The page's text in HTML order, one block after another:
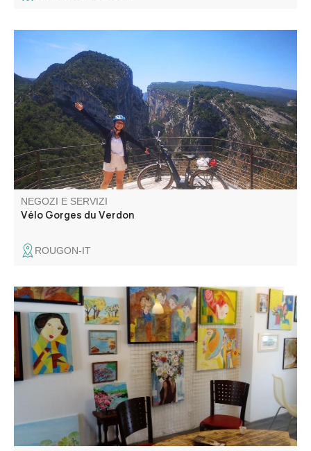
La Route des Crêtes, un'esperienza unica in bicicletta
elettrica nel cuore delle Gole del Verdon alla scoperta dei
suoi spettacolari belvedere e dei suoi avvoltoi.
NEGOZI E SERVIZI
Vélo Gorges du Verdon
ROUGON-IT
Créations et tableaux d'artistes locaux : céramiques,
toiles, sculptures.